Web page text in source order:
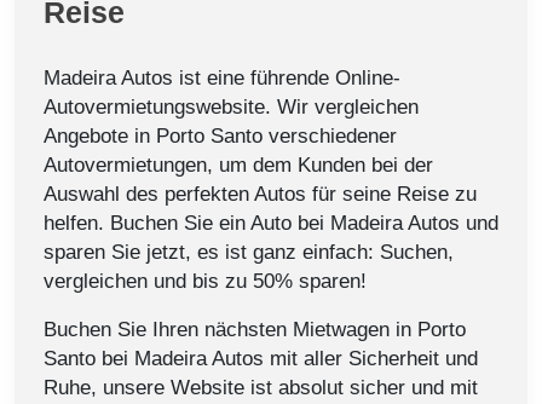
Reise
Madeira Autos ist eine führende Online-
Autovermietungswebsite. Wir vergleichen
Angebote in Porto Santo verschiedener
Autovermietungen, um dem Kunden bei der
Auswahl des perfekten Autos für seine Reise zu
helfen. Buchen Sie ein Auto bei Madeira Autos und
sparen Sie jetzt, es ist ganz einfach: Suchen,
vergleichen und bis zu 50% sparen!
Buchen Sie Ihren nächsten Mietwagen in Porto
Santo bei Madeira Autos mit aller Sicherheit und
Ruhe, unsere Website ist absolut sicher und mit